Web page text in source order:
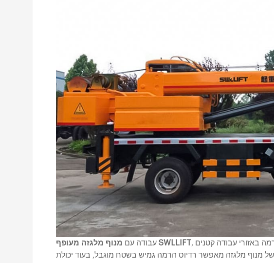
עבודה עם מנוף מלגזה מעופף SWLLIFT, הלקוח הבריטי פתר בהצלחה את בעיית ההרמה באזורי עבודה קטנים
מנוף מלגזה מאפשר רדיוס הרמה גמיש בשטח מוגבל, בעוד יכולת